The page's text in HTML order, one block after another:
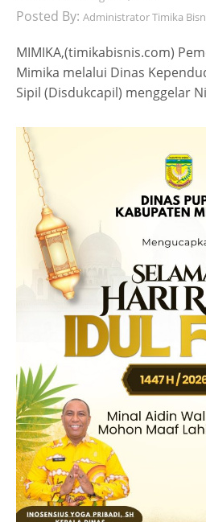
Posted By: Administrator Timika
MIMIKA,(timikabisnis.com)
Mimika melalui Dinas
Sipil (Disdukcapil) menggelar